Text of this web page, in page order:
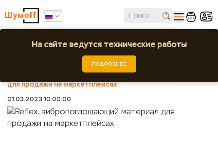
Ошибка поиска региона!
Выбрать город или регион
Reflex, вибропоглощающий материал для
продажи на маркетплейсах
Reflex, вибропоглощающий материал
для продажи на маркетплейсах
01.03.2023 10:00:00
На сайте ведутся технические работы
ПОДРОБНЕЕ